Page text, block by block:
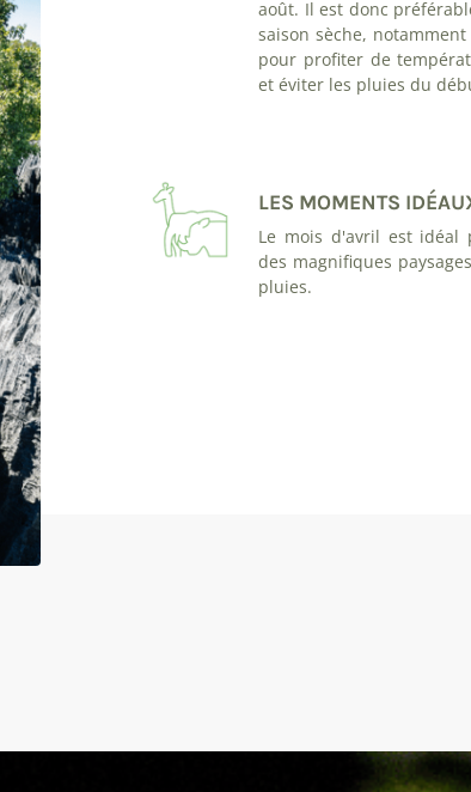
août. Il est donc
saison sèche,
pour profiter de
et éviter les pluies du
LES MOMENTS
Le mois d'avril est idéal
des magnifiques
pluies.